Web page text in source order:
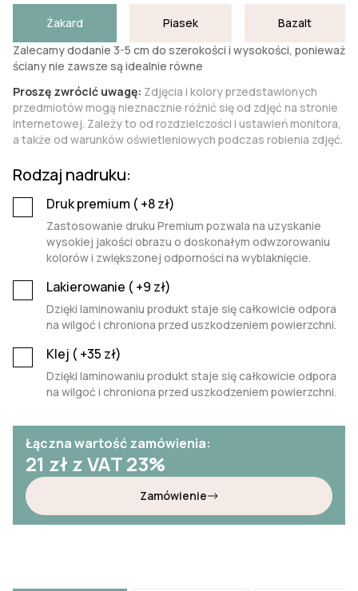
Żakard Piasek
Bazalt
Zalecamy dodanie 3-5 cm do szerokości i wysokości, ponieważ
ściany nie zawsze są idealnie równe
Proszę zwrócić uwagę: Zdjęcia i kolory przedstawionych
przedmiotów mogą nieznacznie różnić się od zdjęć na stronie
internetowej. Zależy to od rozdzielczości i ustawień monitora,
a także od warunków oświetleniowych podczas robienia zdjęć.
Rodzaj nadruku:
Druk premium ( +8zł)
Zastosowanie druku Premium pozwala na uzyskanie
wysokiej jakości obrazu o doskonałym odwzorowaniu
kolorów i zwiększonej odporności na wyblaknięcie.
Lakierowanie ( +9 zł)
Dzięki laminowaniu produkt staje się całkowicie odpora
na wilgoć i chroniona przed uszkodzeniem powierzchni.
Klej ( +35 zł)
Dzięki laminowaniu produkt staje się całkowicie odpora
na wilgoć i chroniona przed uszkodzeniem powierzchni.
Łączna wartość zamówienia:
21 zł z VAT 23%
Zamówienie